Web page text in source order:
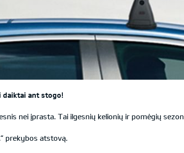
daiktai ant stogo!
nei įprasta. Tai ilgesnių kelionių ir pomėgių
prekybos atstovą.